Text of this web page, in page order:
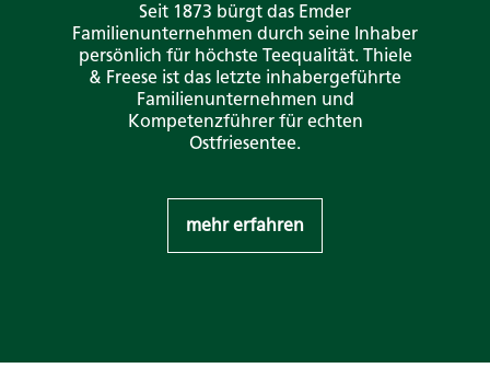
Seit 1873 bürgt das Emder
Familienunternehmen durch seine Inhaber
persönlich für höchste Teequalität. Thiele
& Freese ist das letzte inhabergeführte
Familienunternehmen und
Kompetenzführer für echten
Ostfriesentee.
mehr erfahren